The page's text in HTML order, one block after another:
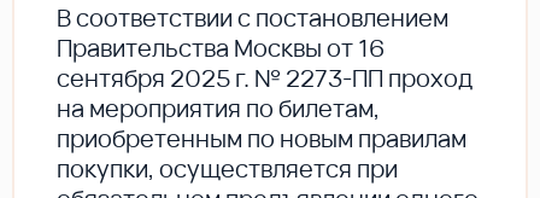
В соответствии с постановлением
Правительства Москвы от 16
сентября 2025 г. № 2273-ПП проход
на мероприятия по билетам,
приобретенным по новым правилам
покупки, осуществляется при